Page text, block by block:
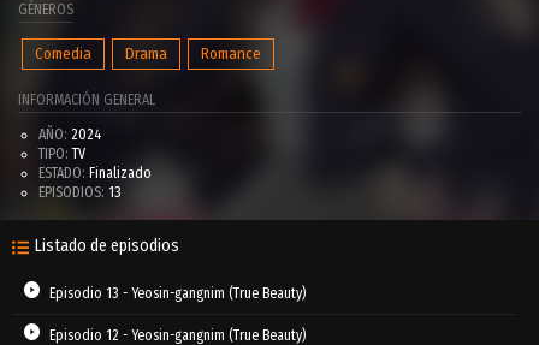
GÉNEROS
Comedia Drama Romance
INFORMACIÓN GENERAL
AÑO: 2024
TIPO: TV
ESTADO: Finalizado
EPISODIOS: 13
Listado de episodios
Episodio 13 - Yeosin-gangnim (True Beauty)
Episodio 12 - Yeosin-gangnim (True Beauty)